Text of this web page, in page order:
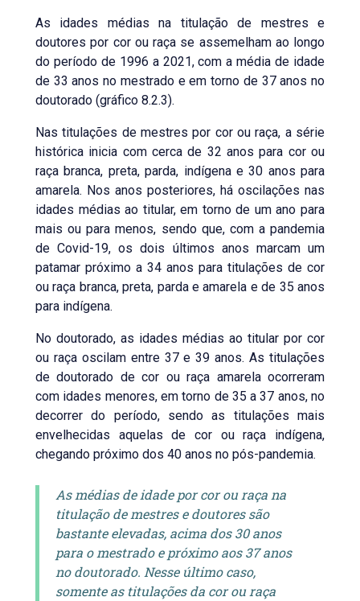
As idades médias na titulação de mestres e
doutores por cor ou raça se assemelham ao longo
do período de 1996 a 2021, com a média de idade
de 33 anos no mestrado e em torno de 37 anos no
doutorado (gráfico 8.2.3).
Nas titulações de mestres por cor ou raça, a série
histórica inicia com cerca de 32 anos para cor ou
raça branca, preta, parda, indígena e 30 anos para
amarela. Nos anos posteriores, há oscilações nas
idades médias ao titular, em torno de um ano para
mais ou para menos, sendo que, com a pandemia
de Covid-19, os dois últimos anos marcam um
patamar próximo a 34 anos para titulações de cor
ou raça branca, preta, parda e amarela e de 35 anos
para indígena.
No doutorado, as idades médias ao titular por cor
ou raça oscilam entre 37 e 39 anos. As titulações
de doutorado de cor ou raça amarela ocorreram
com idades menores, em torno de 35 a 37 anos, no
decorrer do período, sendo as titulações mais
envelhecidas aquelas de cor ou raça indígena,
chegando próximo dos 40 anos no pós-pandemia.
As médias de idade por cor ou raça na
titulação de mestres e doutores são
bastante elevadas, acima dos 30 anos
para o mestrado e próximo aos 37 anos
no doutorado. Nesse último caso,
somente as titulações da cor ou raça